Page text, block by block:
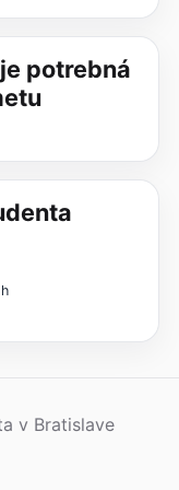
potrebná
v Bratislave